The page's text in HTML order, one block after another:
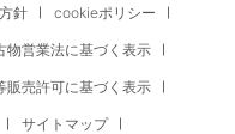
針 cookieポリシー
物営業法に基づく表示
販売許可に基づく表示
サイトマップ